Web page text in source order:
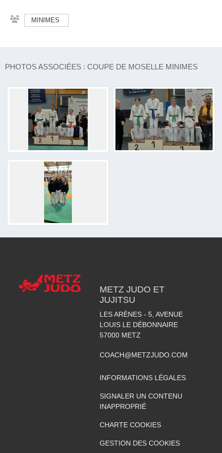
MINIMES
PHOTOS ASSOCIÉES : COUPE DE MOSELLE MINIMES
METZ JUDO ET
JUJITSU
LES ARÈNES - 5, AVENUE
LOUIS LE DÉBONNAIRE
57000 METZ
COACH@METZJUDO.COM
INFORMATIONS LÉGALES
SIGNALER UN CONTENU
INAPPROPRIÉ
CHARTE COOKIES
GESTION DES COOKIES